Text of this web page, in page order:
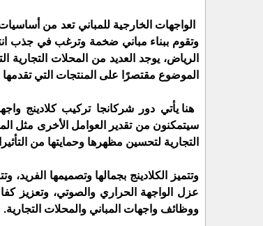
وتقوم ببناء مباني ضخمة وترغب في جذب
الموضوع مقتصرًا على المنتجات التي
سيتمكنون من تقدير العوامل الأخرى مثل
التجارية لتحسين مظهرها وحمايتها من
ووظائف واجهات المباني والمحلات التجارية.